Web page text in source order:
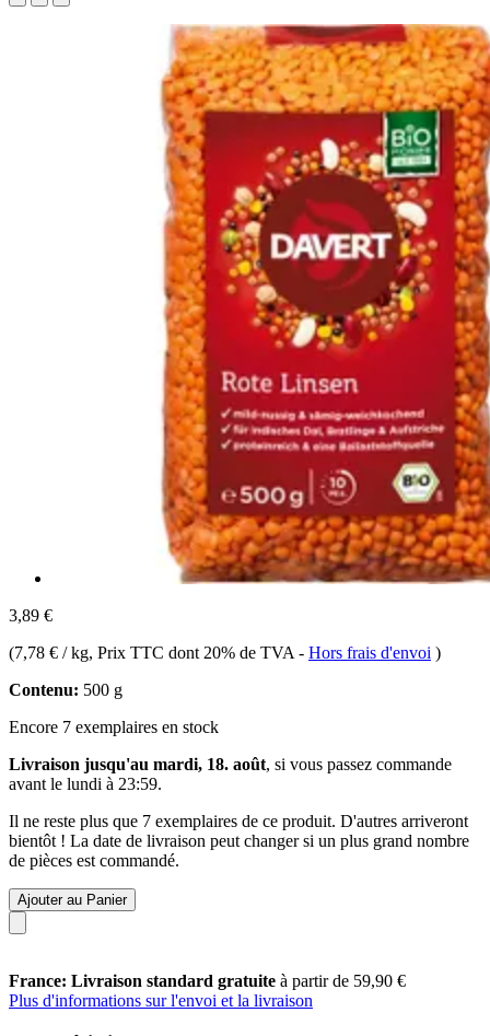
3,89 €
(7,78 € / kg, Prix TTC dont 20% de TVA - Hors frais d'envoi )
Contenu: 500 g
Encore 7 exemplaires en stock
Livraison jusqu'au mardi, 18. août, si vous passez commande
avant le lundi à 23:59.
Il ne reste plus que 7 exemplaires de ce produit. D'autres arriveront
bientôt ! La date de livraison peut changer si un plus grand nombre
de pièces est commandé.
Ajouter au Panier
France: Livraison standard gratuite à partir de 59,90 €
Plus d'informations sur l'envoi et la livraison